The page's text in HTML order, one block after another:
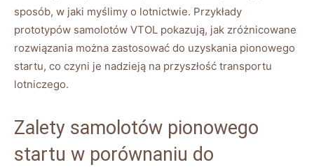
sposób, ​w jaki myślimy o⁣ lotnictwie. Przykłady
prototypów samolotów ‍VTOL pokazują, jak⁢ zróżnicowane
rozwiązania można⁤ zastosować do uzyskania pionowego
startu, co czyni ​je nadzieją na przyszłość transportu
lotniczego.
Zalety​ samolotów pionowego​
startu w ‍porównaniu do